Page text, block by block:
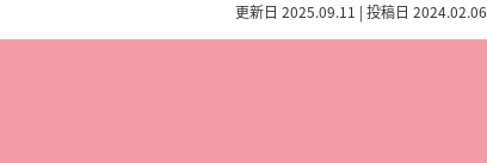
更新日 2025.09.11 | 投稿日 2024.02.06